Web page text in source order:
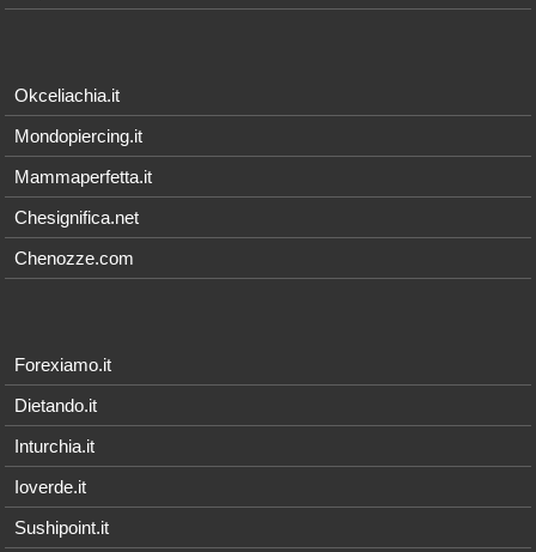
Okceliachia.it
Mondopiercing.it
Mammaperfetta.it
Chesignifica.net
Chenozze.com
Forexiamo.it
Dietando.it
Inturchia.it
Ioverde.it
Sushipoint.it